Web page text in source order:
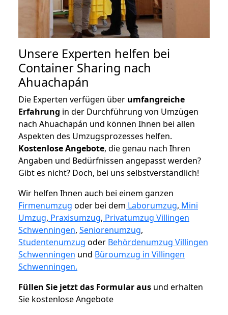
Unsere Experten helfen bei
Container Sharing nach
Ahuachapán
Die Experten verfügen über umfangreiche
Erfahrung in der Durchführung von Umzügen
nach Ahuachapán und können Ihnen bei allen
Aspekten des Umzugsprozesses helfen.
Kostenlose Angebote, die genau nach Ihren
Angaben und Bedürfnissen angepasst werden?
Gibt es nicht? Doch, bei uns selbstverständlich!
Wir helfen Ihnen auch bei einem ganzen
Firmenumzug oder bei dem Laborumzug, Mini
Umzug, Praxisumzug, Privatumzug Villingen
Schwenningen, Seniorenumzug,
Studentenumzug oder Behördenumzug Villingen
Schwenningen und Büroumzug in Villingen
Schwenningen.
Füllen Sie jetzt das Formular aus und erhalten
Sie kostenlose Angebote